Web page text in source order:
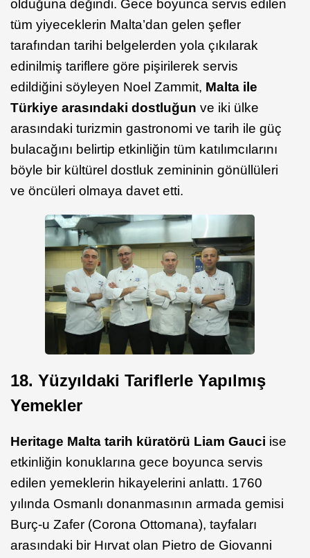
olduğuna değindi. Gece boyunca servis edilen
tüm yiyeceklerin Malta’dan gelen şefler
tarafından tarihi belgelerden yola çıkılarak
edinilmiş tariflere göre pişirilerek servis
edildiğini söyleyen Noel Zammit, Malta ile
Türkiye arasındaki dostluğun ve iki ülke
arasındaki turizmin gastronomi ve tarih ile güç
bulacağını belirtip etkinliğin tüm katılımcılarını
böyle bir kültürel dostluk zemininin gönüllüleri
ve öncüleri olmaya davet etti.
18. Yüzyıldaki Tariflerle Yapılmış
Yemekler
Heritage Malta tarih küratörü Liam Gauci ise
etkinliğin konuklarına gece boyunca servis
edilen yemeklerin hikayelerini anlattı. 1760
yılında Osmanlı donanmasının armada gemisi
Burç-u Zafer (Corona Ottomana), tayfaları
arasındaki bir Hırvat olan Pietro de Giovanni